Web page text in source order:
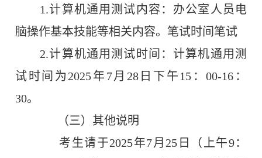
1.计算机通用测试内容：办公室人员电
脑操作基本技能等相关内容。笔试时间笔试
2.计算机通用测试时间： 计算机通用测
试 时间为 2025年 7月 28日下午15 ：00-16 ：
30。
（三） 其他说明
考生请于2025年7月 25 日（上午9：